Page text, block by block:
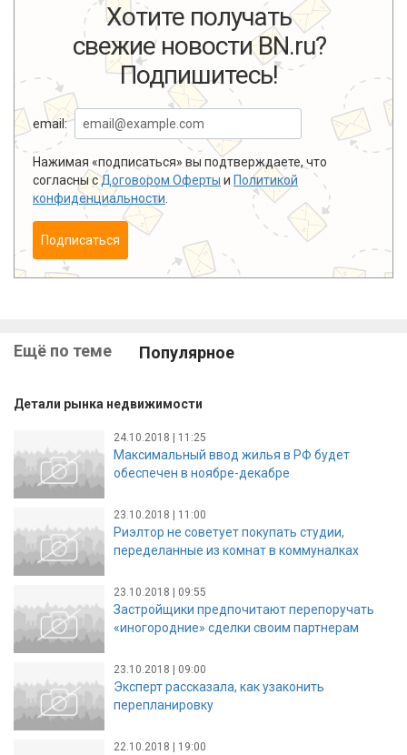
Хотите получать
свежие новости BN.ru?
Подпишитесь!
email:
Нажимая «подписаться» вы подтверждаете, что
согласны сДоговором Оферты и Политикой
конфиденциальности
Подписаться
Ещё по теме Популярное
Детали рынка недвижимости
24.10.2018 | 11:25
Максимальный ввод жилья в РФ будет
обеспечен в ноябре-декабре
23.10.2018 | 11:00
Риэлтор не советует покупать студии,
переделанные из комнат в коммуналках
23.10.2018 | 09:55
Застройщики предпочитают перепоручать
«иногородние» сделки своим партнерам
23.10.2018 | 09:00
Эксперт рассказала, как узаконить
перепланировку
22.10.2018 | 19:00